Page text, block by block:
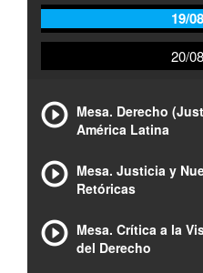
19/
20/
Mesa. Derecho
América Latina
Mesa. Justicia y
Retóricas
Mesa. Crítica a la
del Derecho